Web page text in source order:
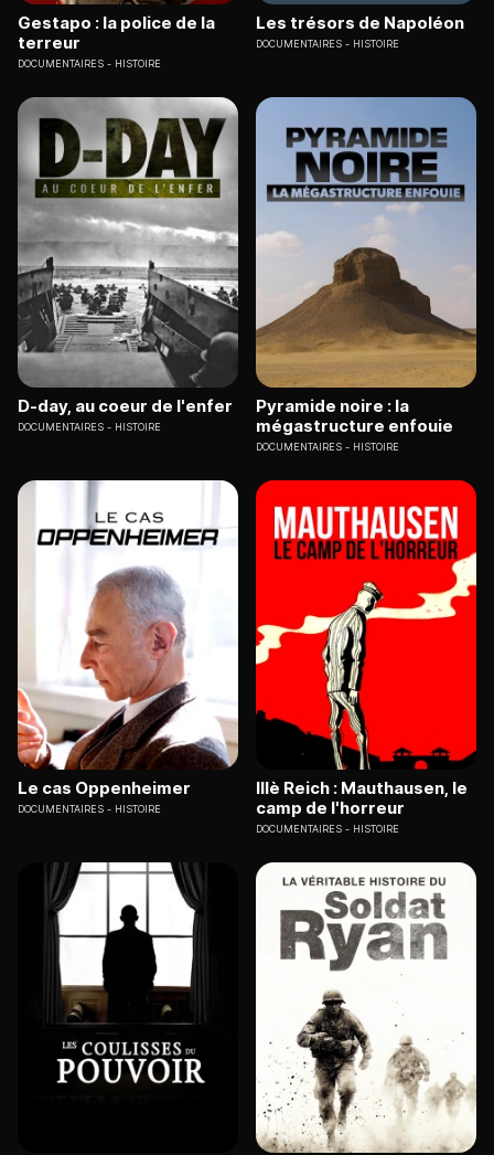
Gestapo : la police de la
terreur
DOCUMENTAIRES HISTOIRE
Les trésors de Napoléon
DOCUMENTAIRES HISTOIRE
D-day, au coeur de l'enfer
DOCUMENTAIRES HISTOIRE
Pyramide noire : la
mégastructure enfouie
DOCUMENTAIRES HISTOIRE
Le cas Oppenheimer
DOCUMENTAIRES HISTOIRE
IIIè Reich : Mauthausen, le
camp de l'horreur
DOCUMENTAIRES HISTOIRE